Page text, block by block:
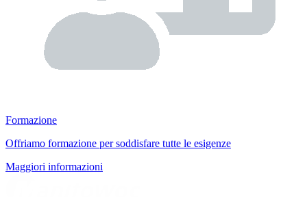
Formazione
Offriamo formazione per soddisfare tutte le esigenze
Maggiori informazioni